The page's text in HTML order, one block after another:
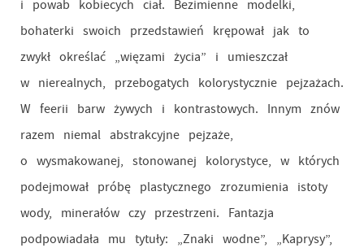
i powab kobiecych ciał. Bezimienne modelki,
bohaterki swoich przedstawień krępował jak to
zwykł określać „więzami życia” i umieszczał
w nierealnych, przebogatych kolorystycznie pejzażach.
W feerii barw żywych i kontrastowych. Innym znów
razem niemal abstrakcyjne pejzaże,
o wysmakowanej, stonowanej kolorystyce, w których
podejmował próbę plastycznego zrozumienia istoty
wody, minerałów czy przestrzeni. Fantazja
podpowiadała mu tytuły: „Znaki wodne”, „Kaprysy”,